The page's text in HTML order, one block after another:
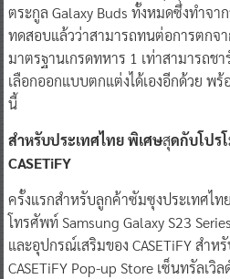
ตระกูล Galaxy Buds ทั้งหมดซึ่งทำจา
ทดสอบแล้วว่าสามารถทนต่อการตกจ
มาตรฐานเกรดทหาร 1 เท่าสามารถช
เลือกออกแบบตกแต่งได้เองอีกด้วย พ
นี้
สำหรับประเทศไทย พิเศษสุดกับโปร
CASETiFY
ครั้งแรกสำหรับลูกค้าซัมซุงประเทศไท
โทรศัพท์ Samsung Galaxy S23
และอุปกรณ์เสริมของ CASETiFY สำห
CASETiFY Pop-up Store เซ็นทรัลเวิ